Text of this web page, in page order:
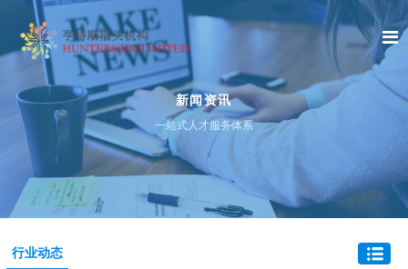
新闻资讯
一站式人才服务体系
行业动态